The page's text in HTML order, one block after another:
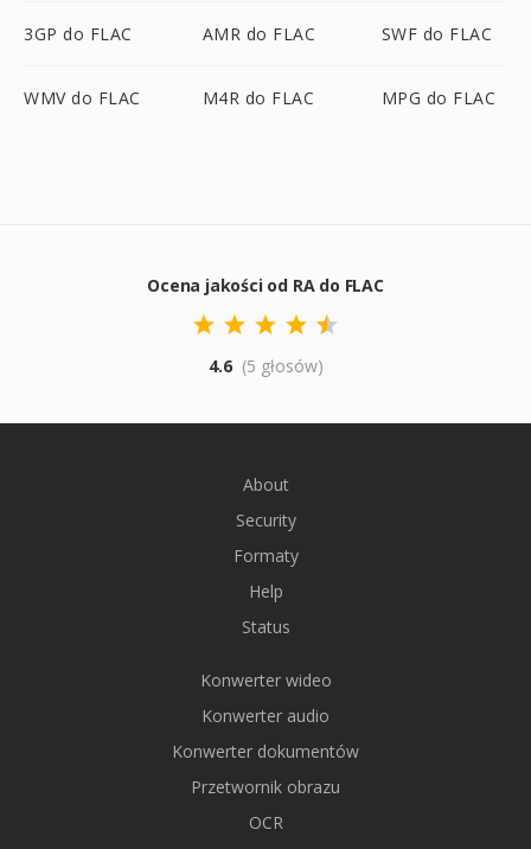
3GP do FLAC AMR do FLAC SWF do FLAC
WMV do FLAC M4R do FLAC MPG do FLAC
Ocena jakości od RA do FLAC
4.6 (5 głosów)
About
Security
Formaty
Help
Status
Konwerter wideo
Konwerter audio
Konwerter dokumentów
Przetwornik obrazu
OCR